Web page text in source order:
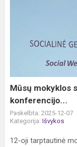
pedagogė
Mūsų mokyklos
konferencijo...
Paskelbta: 2025-12-07
Kategorija: Išvykos
12-oji tarptautinė